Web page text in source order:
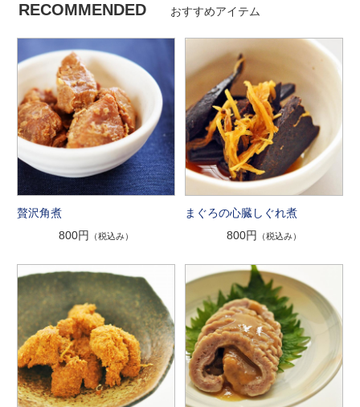
RECOMMENDED おすすめアイテム
贅沢角煮
800円
（税込み）
まぐろの心臓しぐれ煮
800円
（税込み）